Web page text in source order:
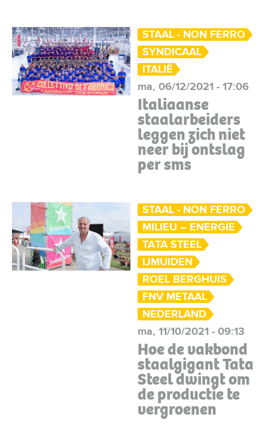
STAAL - NON FERRO
SYNDICAAL
ITALIË
ma, 06/12/2021 - 17:06
Italiaanse
staalarbeiders
leggen zich niet
neer bij ontslag
per sms
STAAL - NON FERRO
MILIEU – ENERGIE
TATA STEEL
IJMUIDEN
ROEL BERGHUIS
FNV METAAL
NEDERLAND
ma, 11/10/2021 - 09:13
Hoe de vakbond
staalgigant Tata
Steel dwingt om
de productie te
vergroenen